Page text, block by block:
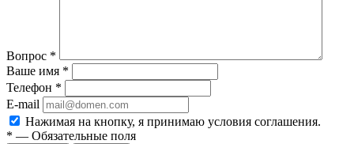
Вопрос *
Ваше имя *
Телефон *
E-mail
Нажимая на кнопку, я принимаю условия соглашения.
* — Обязательные поля